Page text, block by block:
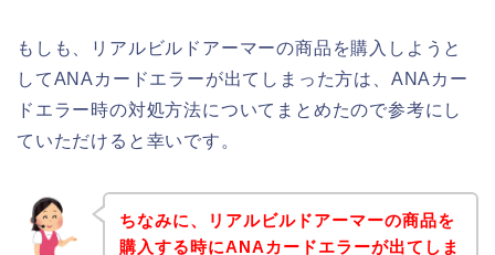
もしも、リアルビルドアーマーの商品を購入しようと
してANAカードエラーが出てしまった方は、ANAカー
ドエラー時の対処方法についてまとめたので参考にし
ていただけると幸いです。
ちなみに、リアルビルドアーマーの商品を
購入する時にANAカードエラーが出てしま